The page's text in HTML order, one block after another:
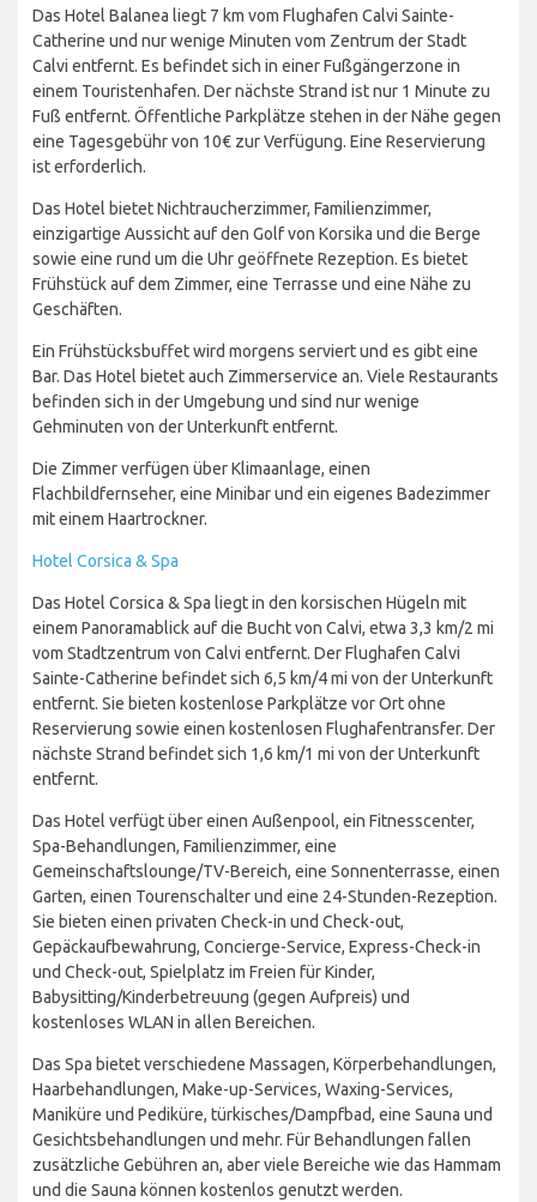
Das Hotel Balanea liegt 7 km vom Flughafen Calvi Sainte-
Catherine und nur wenige Minuten vom Zentrum der Stadt
Calvi entfernt. Es befindet sich in einer Fußgängerzone in
einem Touristenhafen. Der nächste Strand ist nur 1 Minute zu
Fuß entfernt. Öffentliche Parkplätze stehen in der Nähe gegen
eine Tagesgebühr von 10€ zur Verfügung. Eine Reservierung
ist erforderlich.
Das Hotel bietet Nichtraucherzimmer, Familienzimmer,
einzigartige Aussicht auf den Golf von Korsika und die Berge
sowie eine rund um die Uhr geöffnete Rezeption. Es bietet
Frühstück auf dem Zimmer, eine Terrasse und eine Nähe zu
Geschäften.
Ein Frühstücksbuffet wird morgens serviert und es gibt eine
Bar. Das Hotel bietet auch Zimmerservice an. Viele Restaurants
befinden sich in der Umgebung und sind nur wenige
Gehminuten von der Unterkunft entfernt.
Die Zimmer verfügen über Klimaanlage, einen
Flachbildfernseher, eine Minibar und ein eigenes Badezimmer
mit einem Haartrockner.
Hotel Corsica & Spa
Das Hotel Corsica & Spa liegt in den korsischen Hügeln mit
einem Panoramablick auf die Bucht von Calvi, etwa 3,3 km/2 mi
vom Stadtzentrum von Calvi entfernt. Der Flughafen Calvi
Sainte-Catherine befindet sich 6,5 km/4 mi von der Unterkunft
entfernt. Sie bieten kostenlose Parkplätze vor Ort ohne
Reservierung sowie einen kostenlosen Flughafentransfer. Der
nächste Strand befindet sich 1,6 km/1 mi von der Unterkunft
entfernt.
Das Hotel verfügt über einen Außenpool, ein Fitnesscenter,
Spa-Behandlungen, Familienzimmer, eine
Gemeinschaftslounge/TV-Bereich, eine Sonnenterrasse, einen
Garten, einen Tourenschalter und eine 24-Stunden-Rezeption.
Sie bieten einen privaten Check-in und Check-out,
Gepäckaufbewahrung, Concierge-Service, Express-Check-in
und Check-out, Spielplatz im Freien für Kinder,
Babysitting/Kinderbetreuung (gegen Aufpreis) und
kostenloses WLAN in allen Bereichen.
Das Spa bietet verschiedene Massagen, Körperbehandlungen,
Haarbehandlungen, Make-up-Services, Waxing-Services,
Maniküre und Pediküre, türkisches/Dampfbad, eine Sauna und
Gesichtsbehandlungen und mehr. Für Behandlungen fallen
zusätzliche Gebühren an, aber viele Bereiche wie das Hammam
und die Sauna können kostenlos genutzt werden.